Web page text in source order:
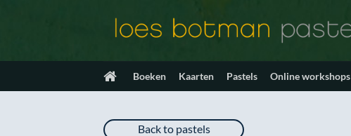
Boeken Kaarten Pastels Online workshops
Back to pastels